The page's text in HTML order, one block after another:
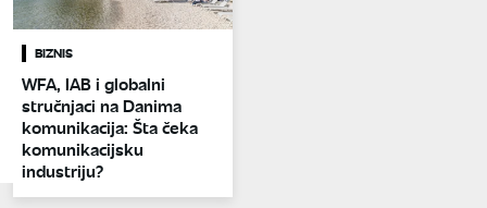
BIZNIS
WFA, IAB i globalni
stručnjaci na Danima
komunikacija: Šta čeka
komunikacijsku
industriju?